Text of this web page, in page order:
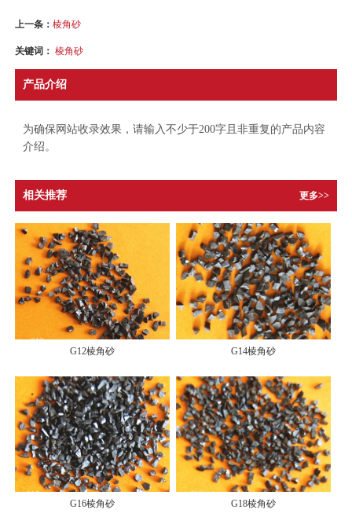
上一条：棱角砂
关键词：棱角砂
产品介绍
为确保网站收录效果，请输入不少于200字且非重复的产品内容
介绍。
相关推荐 更多>>
G12棱角砂 G14棱角砂
G16棱角砂 G18棱角砂